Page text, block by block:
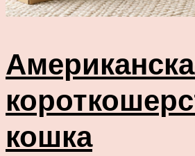
кошка